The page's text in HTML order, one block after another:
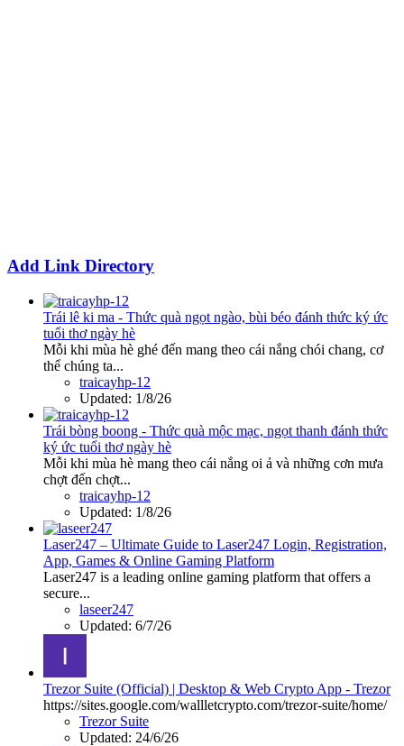
Add Link Directory
Trái lê ki ma - Thức quà ngọt ngào, bùi béo đánh thức ký ức
tuổi thơ ngày hè
Mỗi khi mùa hè ghé đến mang theo cái nắng chói chang, cơ
thể chúng ta...
traicayhp-12
Updated: 1/8/26
Trái bòng boong - Thức quà mộc mạc, ngọt thanh đánh thức
ký ức tuổi thơ ngày hè
Mỗi khi mùa hè mang theo cái nắng oi ả và những cơn mưa
chợt đến chợt...
traicayhp-12
Updated: 1/8/26
Laser247 – Ultimate Guide to Laser247 Login, Registration,
App, Games & Online Gaming Platform
Laser247 is a leading online gaming platform that offers a
secure...
laseer247
Updated: 6/7/26
Trezor Suite (Official) | Desktop & Web Crypto App - Trezor
https://sites.google.com/wallletcrypto.com/trezor-suite/home/
Trezor Suite
Updated: 24/6/26